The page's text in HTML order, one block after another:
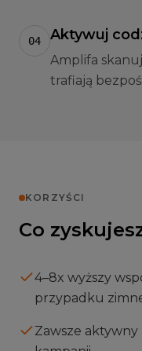
04 Aktywuj
Amplifa
trafiają
KORZYŚCI
Co
4–8x wyższy
przypadku
Zawsze